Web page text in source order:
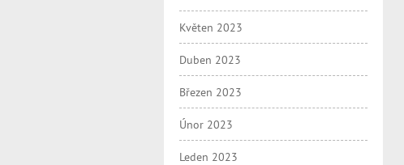
Květen 2023
Duben 2023
Březen 2023
Únor 2023
Leden 2023